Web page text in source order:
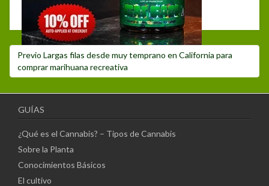
Debes hacerlogin para publicar un comentario.
Navegación
de
entradas
Previo Post
anterior:
Largas filas desde muy temprano en California para
comprar marihuana recreativa
GUÍAS
¿Qué es el Cannabis? – Tipos de Cannabis
Sobre la Planta
Conocimientos Básicos
El cultivo